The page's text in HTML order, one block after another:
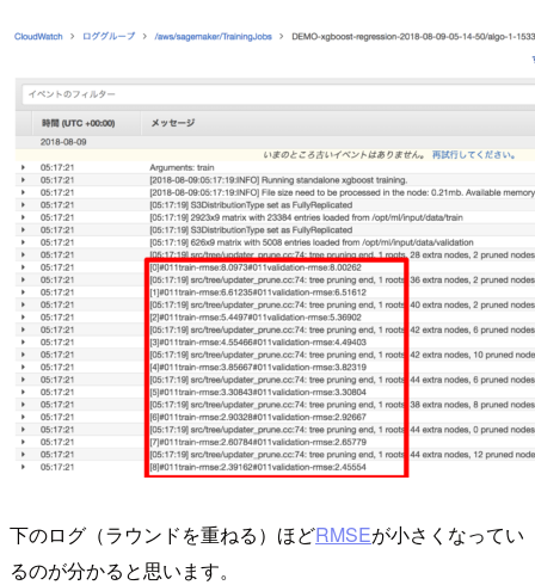
下のログ（ラウンドを重ねる）ほどRMSEが小さくなってい
るのが分かると思います。